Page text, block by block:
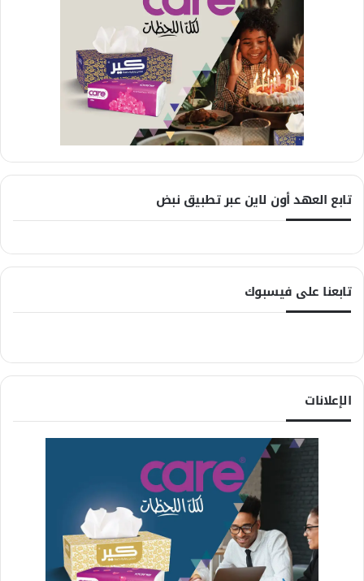
تابع العهد أون لاين عبر تطبيق نبض
تابعنا على فيسبوك
الإعلانات